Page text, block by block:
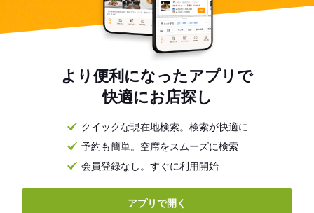
より便利になったアプリで
快適にお店探し
クイックな現在地検索。検索が快適に
予約も簡単。空席をスムーズに検索
会員登録なし。すぐに利用開始
アプリで開く